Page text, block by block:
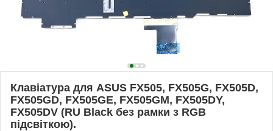
Клавіатура для ASUS FX505, FX505G, FX505D,
FX505GD, FX505GE, FX505GM, FX505DY,
FX505DV (RU Black без рамки з RGB
підсвіткою).